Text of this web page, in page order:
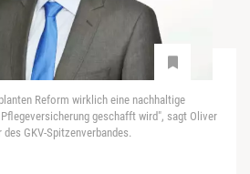
Reform wirklich eine nachhaltige
geschafft wird", sagt Oliver
GKV-Spitzenverbandes.